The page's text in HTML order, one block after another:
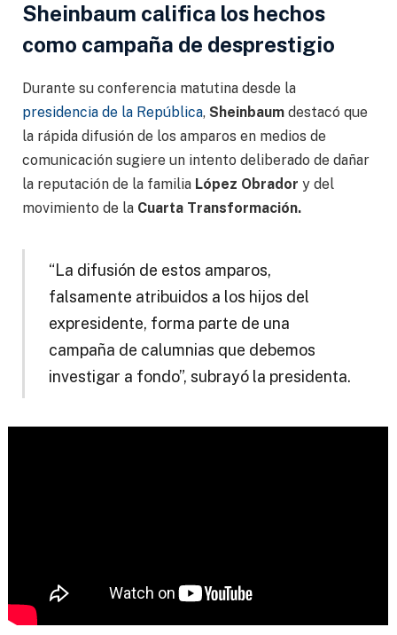
Sheinbaum califica los hechos
como campaña de desprestigio
Durante su conferencia matutina desde la
presidencia de la República, Sheinbaum destacó que
la rápida difusión de los amparos en medios de
comunicación sugiere un intento deliberado de dañar
la reputación de la familia López Obrador y del
movimiento de la Cuarta Transformación.
“La difusión de estos amparos,
falsamente atribuidos a los hijos del
expresidente, forma parte de una
campaña de calumnias que debemos
investigar a fondo”, subrayó la presidenta.